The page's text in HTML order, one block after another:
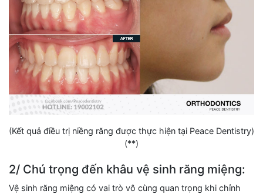
(Kết quả điều trị niềng răng được thực hiện tại Peace Dentistry)
(**)
2/ Chú trọng đến khâu vệ sinh răng miệng:
Vệ sinh răng miệng có vai trò vô cùng quan trọng khi chỉnh